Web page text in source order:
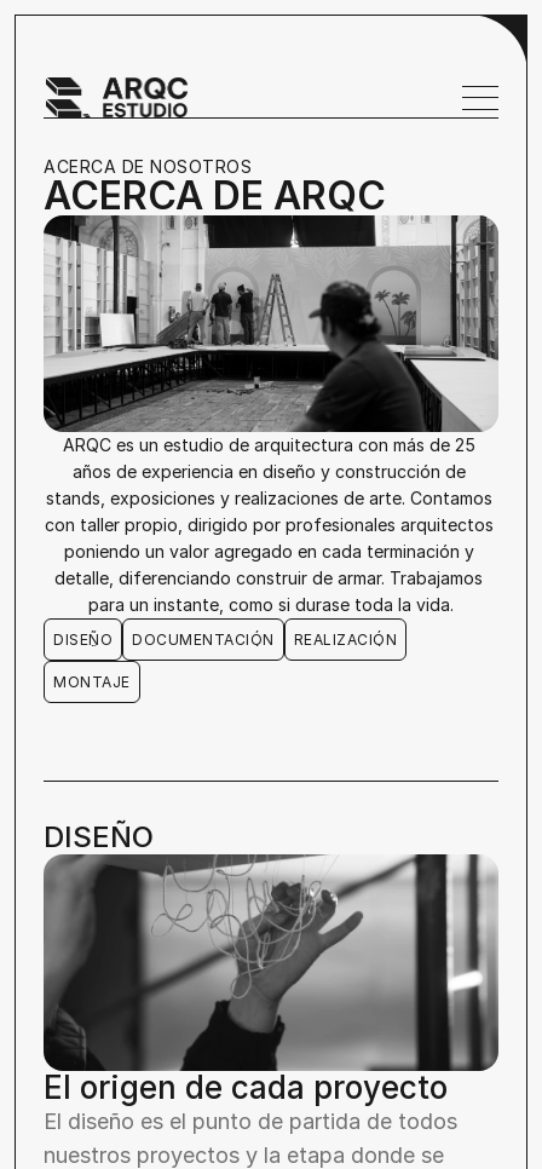
ACERCA DE NOSOTROS
ACERCA DE ARQC
DISEÑO
DOCUMENTACIÓN
REALIZACIÓN
MONTAJE
ARQC es un estudio de arquitectura con más de 25
años de experiencia en diseño y construcción de
stands, exposiciones y realizaciones de arte. Contamos
con taller propio, dirigido por profesionales arquitectos
poniendo un valor agregado en cada terminación y
detalle, diferenciando construir de armar. Trabajamos
para un instante, como si durase toda la vida.
DISEÑO
El origen de cada proyecto
El diseño es el punto de partida de todos
nuestros proyectos y la etapa donde se